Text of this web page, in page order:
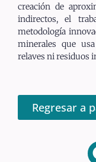
creación de
indirectos, el
metodología
minerales que
relaves ni residuos
Regresar a